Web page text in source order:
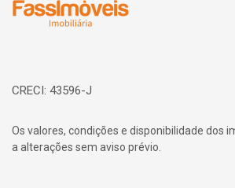
CRECI: 43596-J
Os valores, condições e disponibilidade dos
a alterações sem aviso prévio.